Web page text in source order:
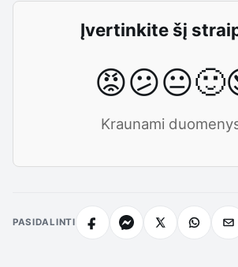
Įvertinkite šį
😡😕😐🙂
Kraunami
PASIDALINTI